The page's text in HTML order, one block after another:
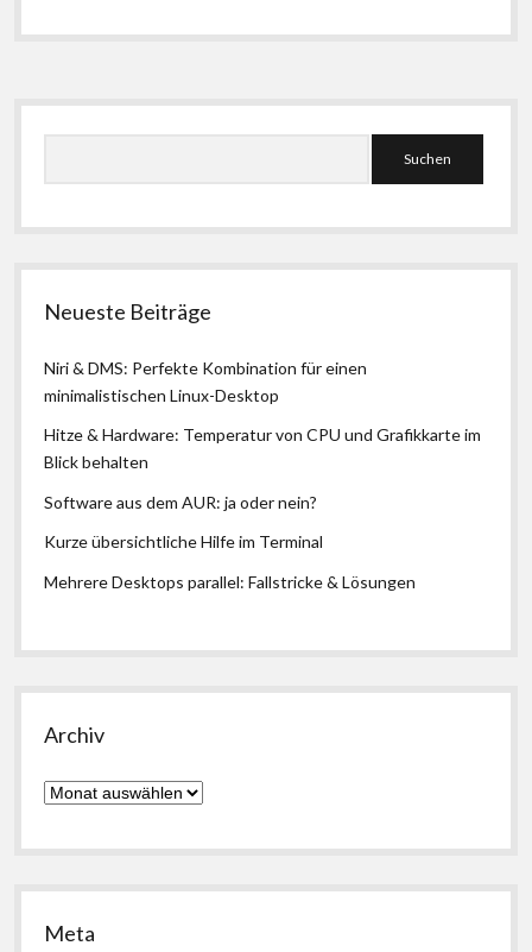
AUR:
Seitenleiste
Neueste Beiträge
Niri & DMS: Perfekte Kombination für einen
minimalistischen Linux-Desktop
Hitze & Hardware: Temperatur von CPU und Grafikkarte im
Blick behalten
Software aus dem AUR: ja oder nein?
Kurze übersichtliche Hilfe im Terminal
Mehrere Desktops parallel: Fallstricke & Lösungen
Archiv
Archiv
Meta